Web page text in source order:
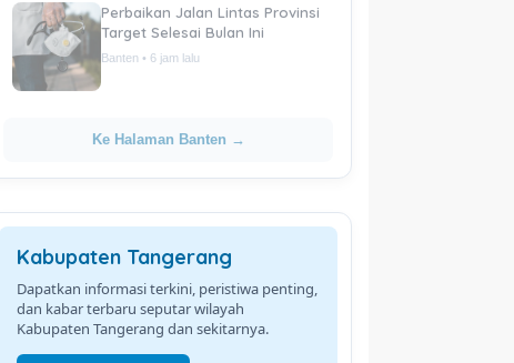
Perbaikan Jalan Lintas Provinsi
Target Selesai Bulan Ini
Banten • 6 jam lalu
Ke Halaman Banten →
Kabupaten Tangerang
Dapatkan informasi terkini, peristiwa penting,
dan kabar terbaru seputar wilayah
Kabupaten Tangerang dan sekitarnya.